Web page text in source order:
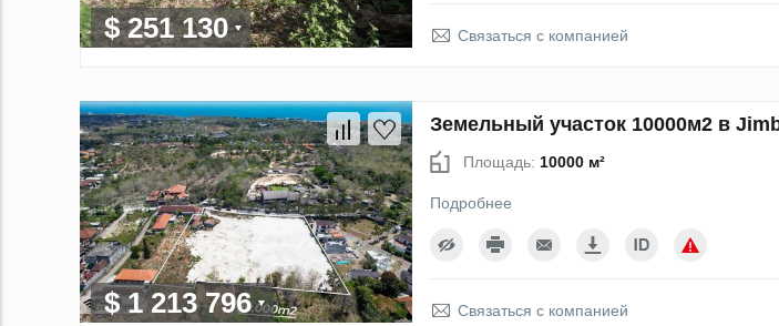
$ 251 130 Связаться с компанией
$ 1 213 796
Земельный участок 10000м2 в
Площадь: 10000 м²
Подробнее
Связаться с компанией